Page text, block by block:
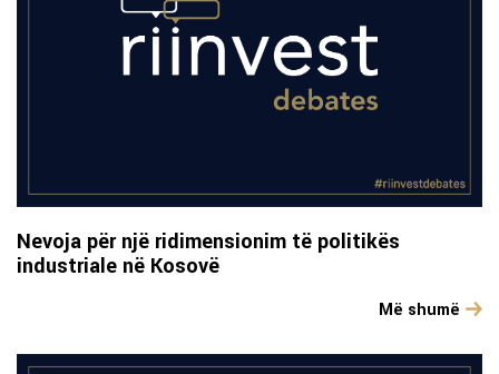
Nevoja për një ridimensionim të politikës
industriale në Kosovë
Më shumë